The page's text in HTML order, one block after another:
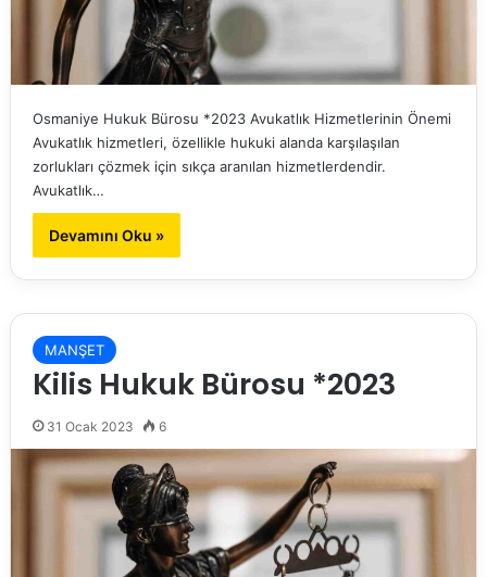
Osmaniye Hukuk Bürosu *2023 Avukatlık Hizmetlerinin Önemi
Avukatlık hizmetleri, özellikle hukuki alanda karşılaşılan
zorlukları çözmek için sıkça aranılan hizmetlerdendir.
Avukatlık…
Devamını Oku »
MANŞET
Kilis Hukuk Bürosu *2023
31 Ocak 2023 6